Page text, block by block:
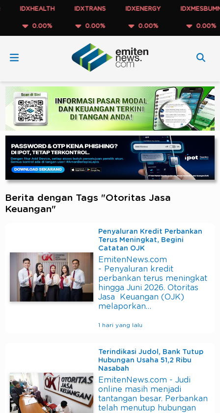
IDXHEALTH
0.00%
IDXTRANS
0.00%
IDXENERGY
0.00%
IDXMESBUMN
0.00%
Berita dengan Tags "Otoritas Jasa
Keuangan"
Penyaluran Kredit Perbankan
Terus Meningkat, Begini
Catatan OJK
EmitenNews.com
- Penyaluran kredit
perbankan terus meningkat
hingga Juni 2026. Otoritas
Jasa Keuangan (OJK)
melaporkan…
1 hari yang lalu
Terindikasi Judol, Bank Tutup
Hubungan Usaha 51,2 Ribu
Nasabah
EmitenNews.com - Judi
online masih menjadi
tantangan besar. Perbankan
telah menutup hubungan